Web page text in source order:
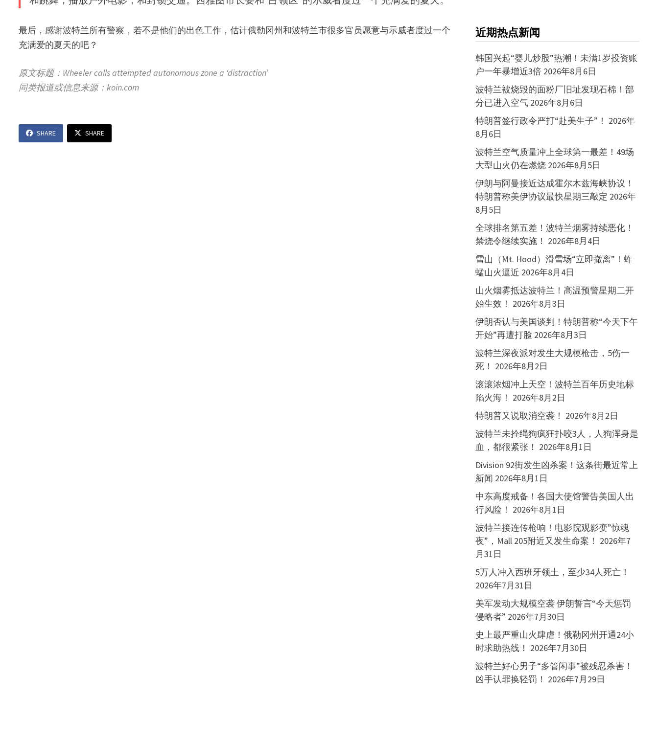
最后，感谢波特兰所有警察，若不是他们的出色工作，估计俄勒冈州和波特兰市很多官员愿意与示威者度过一个
充满爱的夏天的吧？
原文标题：Wheeler calls attempted autonomous zone a ‘distraction’
同类报道或信息来源：koin.com
SHARE SHARE
近期热点新闻
韩国兴起“婴儿炒股”热潮！未满1岁投资账
户一年暴增近3倍 2026年8月6日
波特兰被烧毁的面粉厂旧址发现石棉！部
分已进入空气 2026年8月6日
特朗普签行政令严打“赴美生子”！ 2026年
8月6日
波特兰空气质量冲上全球第一最差！49场
大型山火仍在燃烧 2026年8月5日
伊朗与阿曼接近达成霍尔木兹海峡协议！
特朗普称美伊协议最快星期三敲定 2026年
8月5日
全球排名第五差！波特兰烟雾持续恶化！
禁烧令继续实施！ 2026年8月4日
雪山（Mt. Hood）滑雪场“立即撤离”！蚱
蜢山火逼近 2026年8月4日
山火烟雾抵达波特兰！高温预警星期二开
始生效！ 2026年8月3日
伊朗否认与美国谈判！特朗普称“今天下午
开始”再遭打脸 2026年8月3日
波特兰深夜派对发生大规模枪击，5伤一
死！ 2026年8月2日
滚滚浓烟冲上天空！波特兰百年历史地标
陷火海！ 2026年8月2日
特朗普又说取消空袭！ 2026年8月2日
波特兰未拴绳狗疯狂扑咬3人，人狗浑身是
血，都很紧张！ 2026年8月1日
Division 92街发生凶杀案！这条街最近常上
新闻 2026年8月1日
中东高度戒备！各国大使馆警告美国人出
行风险！ 2026年8月1日
波特兰接连传枪响！电影院观影变”惊魂
夜”，Mall 205附近又发生命案！ 2026年7
月31日
5万人冲入西班牙领土，至少34人死亡！
2026年7月31日
美军发动大规模空袭 伊朗誓言“今天惩罚
侵略者” 2026年7月30日
史上最严重山火肆虐！俄勒冈州开通24小
时求助热线！ 2026年7月30日
波特兰好心男子“多管闲事”被残忍杀害！
凶手认罪换轻罚！ 2026年7月29日